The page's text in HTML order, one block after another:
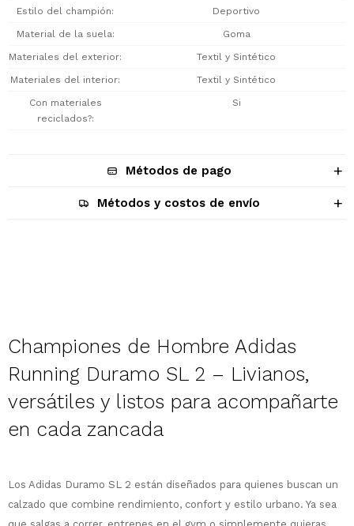
Estilo del champión Deportivo
Material de la suela Goma
Materiales del exterior Textil y Sintético
Materiales del interior Textil y Sintético
Con materiales
reciclados?
Si
Métodos de pago
Métodos y costos de envío
Championes de Hombre Adidas
Running Duramo SL 2 – Livianos,
versátiles y listos para acompañarte
en cada zancada
Los Adidas Duramo SL 2 están diseñados para quienes buscan un
calzado que combine rendimiento, confort y estilo urbano. Ya sea
¡Sumate a la forma más ágil de
en 12 cuotas * ¡Solo con tu cédula!
* sujeto aprobación crediticia.